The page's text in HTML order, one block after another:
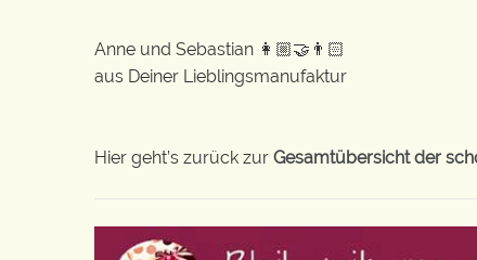
Anne und Sebastian 👩🏼‍🤝‍👨🏻
aus Deiner Lieblingsmanufaktur
Hier geht’s zurück zur Gesamtübersicht der